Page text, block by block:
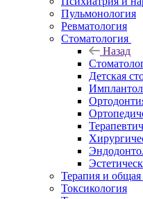
Пульмонология
Ревматология
Стоматология
Назад
Детская
Терапия и общая
Токсикология